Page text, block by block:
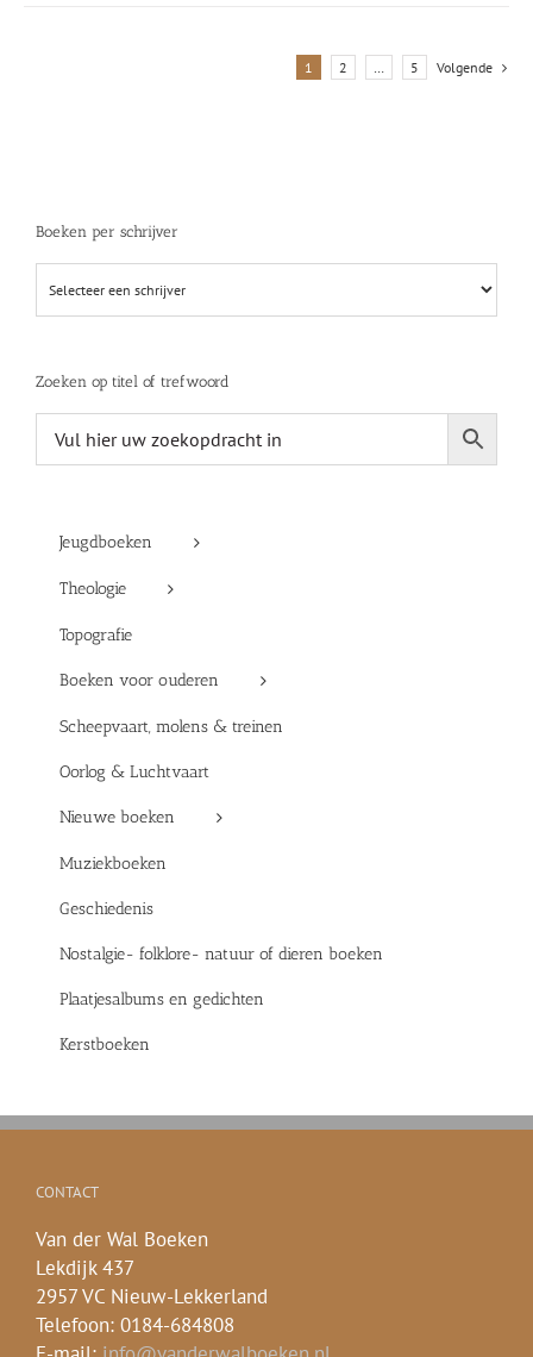
1 2 … 5 Volgende
Boeken per schrijver
Zoeken op titel of trefwoord
Jeugdboeken
Theologie
Topografie
Boeken voor ouderen
Scheepvaart, molens & treinen
Oorlog & Luchtvaart
Nieuwe boeken
Muziekboeken
Geschiedenis
Nostalgie- folklore- natuur of dieren boeken
Plaatjesalbums en gedichten
Kerstboeken
CONTACT
Van der Wal Boeken
Lekdijk 437
2957 VC Nieuw-Lekkerland
Telefoon: 0184-684808